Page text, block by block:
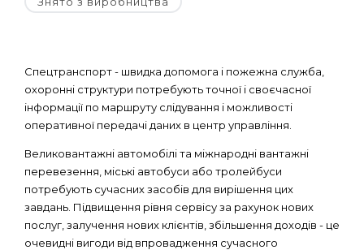
Спецтранспорт - швидка допомога і пожежна служба,
охоронні структури потребують точної і своєчасної
інформації по маршруту слідування і можливості
оперативної передачі даних в центр управління.
Великовантажні автомобілі та міжнародні вантажні
перевезення, міські автобуси або тролейбуси
потребують сучасних засобів для вирішення цих
завдань. Підвищення рівня сервісу за рахунок нових
послуг, залучення нових клієнтів, збільшення доходів - це
очевидні вигоди від впровадження сучасного